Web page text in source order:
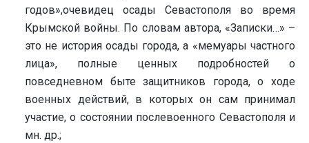
годов»,очевидец осады Севастополя во время
Крымской войны. По словам автора, «Записки…» –
это не история осады города, а «мемуары частного
лица», полные ценных подробностей о
повседневном быте защитников города, о ходе
военных действий, в которых он сам принимал
участие, о состоянии послевоенного Севастополя и
мн. др.;